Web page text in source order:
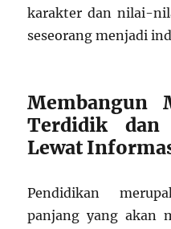
karakter dan nilai-
seseorang menjadi
Membangun
Terdidik dan
Lewat
Pendidikan
panjang yang akan